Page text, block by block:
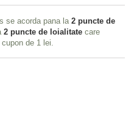
se acorda pana la 2 puncte de
2 puncte de loialitate care
de 1 lei